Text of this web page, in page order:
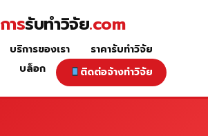
ารรับทำวิจัย.com
บริการของเรา
ราคารับทำวิจัย
บล็อก ติดต่อจ้างทำวิจัย